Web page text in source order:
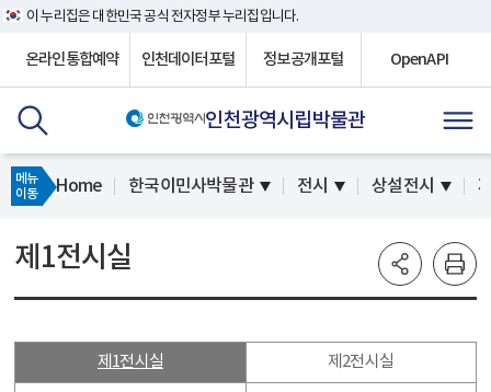
이 누리집은 대한민국 공식 전자정부 누리집입니다.
온라인통합예약 인천데이터포털 정보공개포털 OpenAPI
인천광역시립박물관
메뉴
이동
Home 한국이민사박물관 전시 상설전시
제1전시실
제1전시실 제2전시실